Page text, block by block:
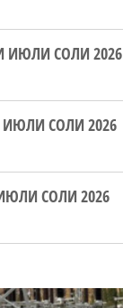
СОЛИ 2026
СОЛИ 2026
СОЛИ 2026